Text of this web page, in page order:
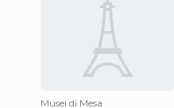
Musei di Mesa